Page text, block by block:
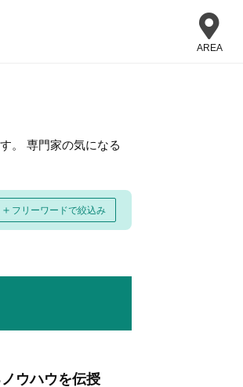
AREA
。 専門家の気になる
＋ フリーワードで絞込み
ウハウを伝授